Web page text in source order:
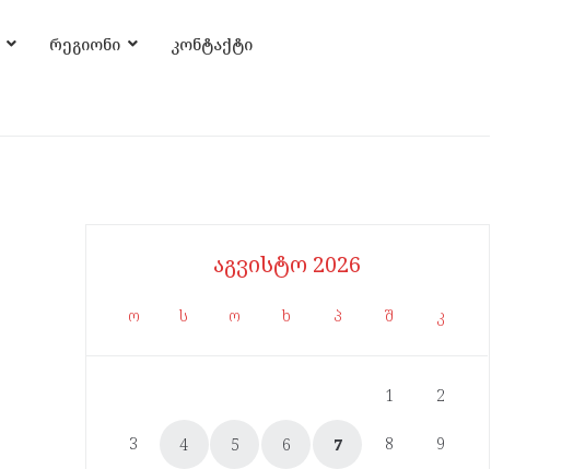
რეგიონი კონტაქტი
აგვისტო 2026
ო ს ო ხ პ შ კ
1 2
3 4 5 6 7 8 9